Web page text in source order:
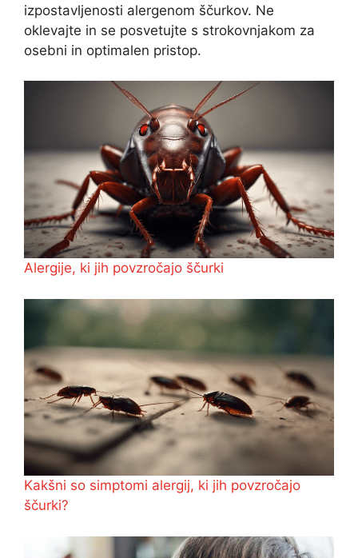
izpostavljenosti alergenom ščurkov. Ne
oklevajte in se posvetujte s strokovnjakom za
osebni in optimalen pristop.
Alergije, ki jih povzročajo ščurki
Kakšni so simptomi alergij, ki jih povzročajo
ščurki?